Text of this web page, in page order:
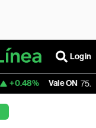
Login
Vale ON 75.39 -1.66%